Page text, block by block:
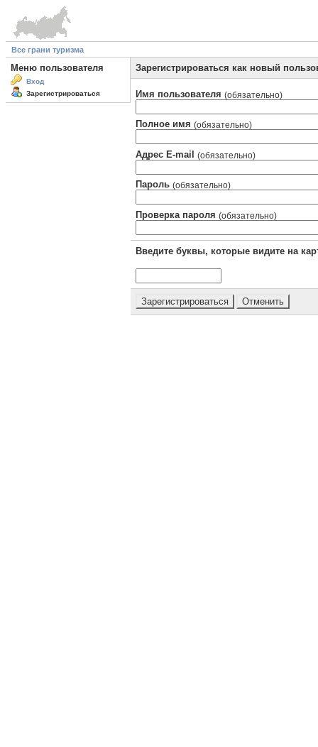
Все грани туризма
Меню пользователя
Вход
Зарегистрироваться
Зарегистрироваться как новый
Имя пользователя (обязательно)
Полное имя (обязательно)
Адрес E-mail (обязательно)
Пароль (обязательно)
Проверка пароля (обязательно)
Введите буквы, которые видите на